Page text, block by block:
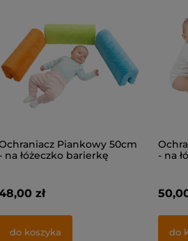
Piankowy 50cm
- na łóżeczko barierkę
zł
do koszyka
- na
do